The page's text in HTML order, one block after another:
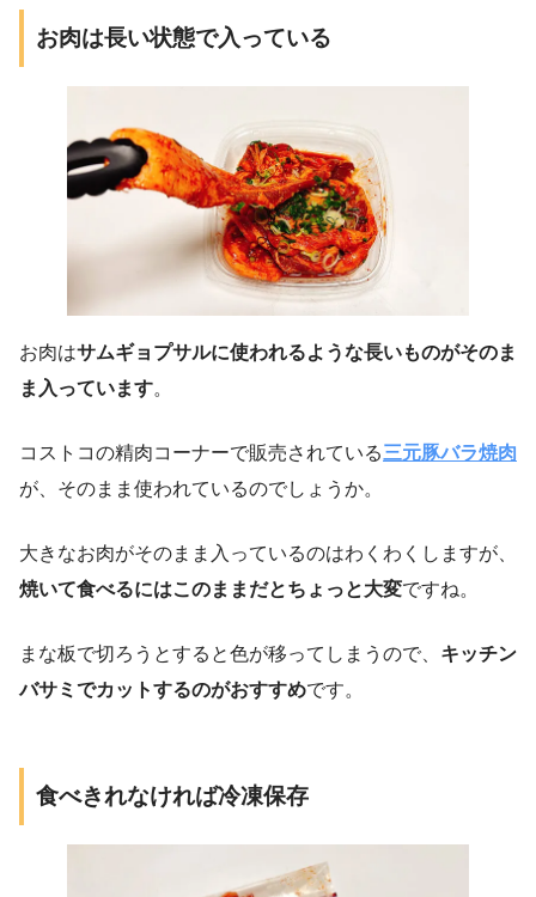
お肉は長い状態で入っている
お肉はサムギョプサルに使われるような長いものがそのま
ま入っています。
コストコの精肉コーナーで販売されている三元豚バラ焼肉
が、そのまま使われているのでしょうか。
大きなお肉がそのまま入っているのはわくわくしますが、
焼いて食べるにはこのままだとちょっと大変ですね。
まな板で切ろうとすると色が移ってしまうので、 キッチン
バサミでカットするのがおすすめです。
食べきれなければ冷凍保存